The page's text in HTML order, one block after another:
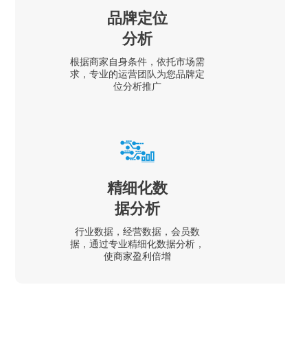
品牌定位
分析
根据商家自身条件，依托市场需
求，专业的运营团队为您品牌定
位分析推广
精细化数
据分析
行业数据，经营数据，会员数
据，通过专业精细化数据分析，
使商家盈利倍增